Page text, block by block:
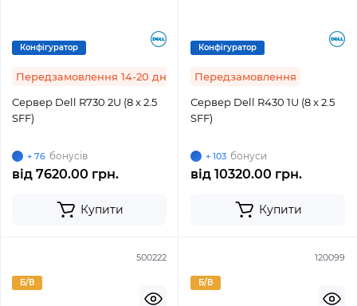
Конфігуратор
Передзамовлення 14-20 днів
Сервер Dell R730 2U (8 x 2.5
SFF)
+ 76 бонусів
від 7620.00 грн.
Купити
Конфігуратор
Передзамовлення
Сервер Dell R430 1U (8 x 2.5
SFF)
+ 103 бонуси
від 10320.00 грн.
Купити
500222
Б/В
120099
Б/В